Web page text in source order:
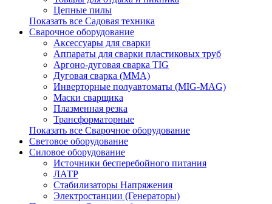
Цепные пилы
Показать все Садовая техника
Сварочное оборудование
Аксессуары для сварки
Аппараты для сварки пластиковых труб
Аргоно-дуговая сварка TIG
Дуговая сварка (ММА)
Инверторные полуавтоматы (MIG-MAG)
Маски сварщика
Плазменная резка
Трансформаторные
Показать все Сварочное оборудование
Световое оборудование
Силовое оборудование
Источники бесперебойного питания
ЛАТР
Стабилизаторы Напряжения
Электростанции (Генераторы)